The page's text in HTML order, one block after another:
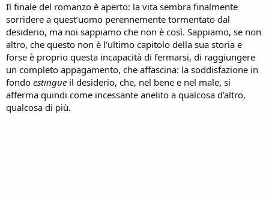
Il finale del romanzo è aperto: la vita sembra finalmente
sorridere a quest’uomo perennemente tormentato dal
desiderio, ma noi sappiamo che non è così. Sappiamo, se non
altro, che questo non è l’ultimo capitolo della sua storia e
forse è proprio questa incapacità di fermarsi, di raggiungere
un completo appagamento, che affascina: la soddisfazione in
fondo estingue il desiderio, che, nel bene e nel male, si
afferma quindi come incessante anelito a qualcosa d’altro,
qualcosa di più.